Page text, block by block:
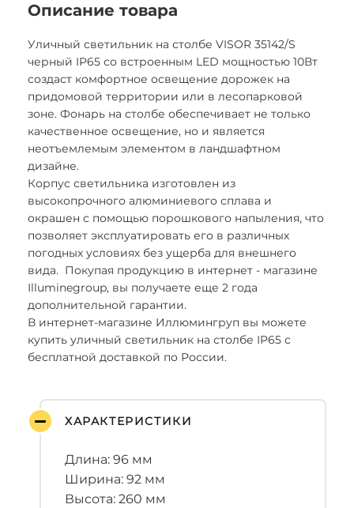
Описание товара
Уличный светильник на столбе VISOR 35142/S
черный IP65 со встроенным LED мощностью 10Вт
создаст комфортное освещение дорожек на
придомовой территории или в лесопарковой
зоне. Фонарь на столбе обеспечивает не только
качественное освещение, но и является
неотъемлемым элементом в ландшафтном
дизайне.
Корпус светильника изготовлен из
высокопрочного алюминиевого сплава и
окрашен с помощью порошкового напыления, что
позволяет эксплуатировать его в различных
погодных условиях без ущерба для внешнего
вида. Покупая продукцию в интернет - магазине
Illuminegroup, вы получаете еще 2 года
дополнительной гарантии.
В интернет-магазине Иллюмингруп вы можете
купить уличный светильник на столбе IP65 с
бесплатной доставкой по России.
ХАРАКТЕРИСТИКИ
Длина: 96 мм
Ширина: 92 мм
Высота: 260 мм